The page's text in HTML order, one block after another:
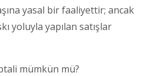
yasal bir faaliyettir; ancak
yoluyla yapılan satışlar
mümkün mü?